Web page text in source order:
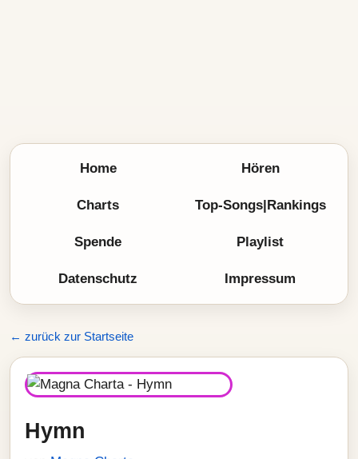
Home Hören
Charts Top-Songs|Rankings
Spende Playlist
Datenschutz Impressum
← zurück zur Startseite
Hymn